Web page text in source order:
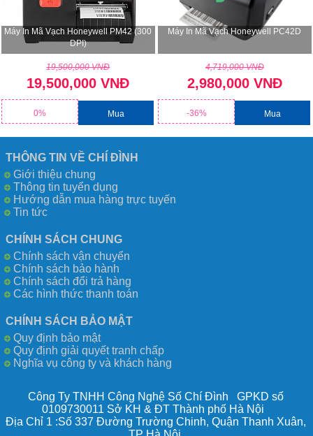
Máy In Mã Vạch Honeywell PM42 (300
DPI)
19,500,000 VNĐ
19,500,000 VNĐ
0% Mua
Máy In Mã Vạch Honeywell PC42D
4,719,000 VNĐ
2,980,000 VNĐ
-36% Mua
THÔNG TIN VỀ CHÍ ĐÌNH
Giới thiệu chung
Thông tin tuyển dụng
Hướng dẫn mua hàng trực tuyến
Tin tức
CHÍNH SÁCH CHUNG
Chính sách vận chuyển
Chính sách bảo hành
Chính sách đổi trả hàng
Các hình thức thanh toán
CHÍNH SÁCH BẢO MẬT
Quy định bảo mật
Quy định giải quyết tranh chấp
Nghĩa vụ công ty và khách hàng
Công Ty TNHH Công Nghệ Số Chí Đình GPKD số
0109730011 Sở KH & ĐT Thành phố Hà Nội
Địa Chỉ 1 :Số 337 Đường Trường Chinh, Quận Thanh Xuân,